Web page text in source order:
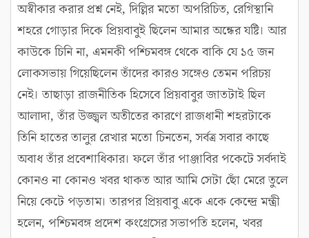
অস্বীকার করার প্রশ্ন নেই, দিল্লির মতো অপরিচিত, রেগিস্থানি
শহরে গোড়ার দিকে প্রিয়বাবুই ছিলেন আমার অন্ধের যষ্টি। আর
কাউকে চিনি না, এমনকী পশ্চিমবঙ্গ থেকে বাকি যে ১৫ জন
লোকসভায় গিয়েছিলেন তাঁদের কারও সঙ্গেও তেমন পরিচয়
নেই। তাছাড়া রাজনীতিক হিসেবে প্রিয়বাবুর জাতটাই ছিল
আলাদা, তাঁর উজ্জ্বল অতীতের কারণে রাজধানী শহরটাকে
তিনি হাতের তালুর রেখার মতো চিনতেন, সর্বত্র সবার কাছে
অবাধ তাঁর প্রবেশাধিকার। ফলে তাঁর পাঞ্জাবির পকেটে সর্বদাই
কোনও না কোনও খবর থাকত আর আমি সেটা ছোঁ মেরে তুলে
নিয়ে কেটে পড়তাম। তারপর প্রিয়বাবু একে একে কেন্দ্রে মন্ত্রী
হলেন, পশ্চিমবঙ্গ প্রদেশ কংগ্রেসের সভাপতি হলেন, খবর